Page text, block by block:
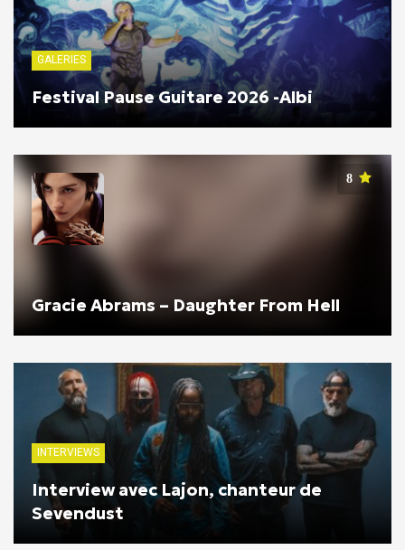
GALERIES
Festival Pause Guitare 2026 -Albi
8
Gracie Abrams – Daughter From Hell
INTERVIEWS
Interview avec Lajon, chanteur de
Sevendust